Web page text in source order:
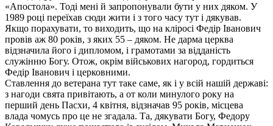
«Апостола». Тоді мені й запропонували бути у них дяком. У
1989 році переїхав сюди жити і з того часу тут і дякував.
Якщо порахувати, то виходить, що на кліросі Федір Іванович
провів аж 80 років, з яких 55 – дяком. Не дарма церква
відзначила його і дипломом, і грамотами за відданість
служінню Богу. Отож, окрім військових нагород, гордиться
Федір Іванович і церковними.
Ставлення до ветерана тут таке саме, як і у всій нашій державі:
з нагоди свята привітають, а от коли минулого року на
перший день Пасхи, 4 квітня, відзначав 95 років, місцева
влада чомусь про це не згадала. Та, дякувати Богу, Федору